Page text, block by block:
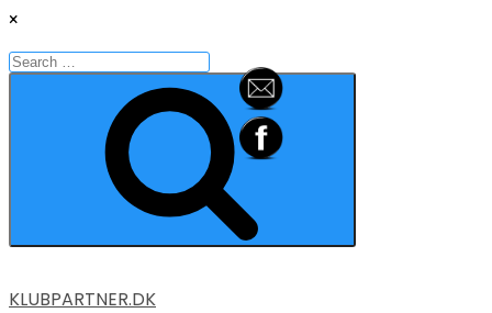
×
Search
for:
Skip
KLUBPARTNER.DK